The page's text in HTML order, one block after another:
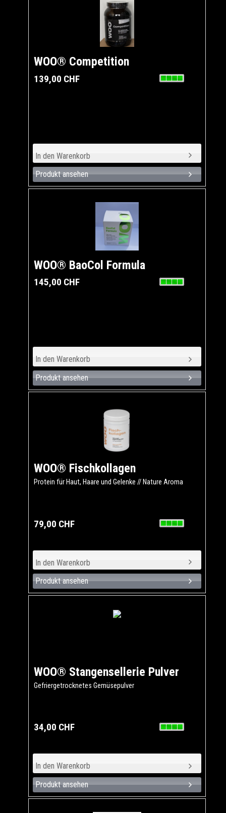
WOO® Competition
139,00 CHF
Produkt ansehen
WOO® BaoCol Formula
145,00 CHF
Produkt ansehen
WOO® Fischkollagen
Protein für Haut, Haare und Gelenke // Nature Aroma
79,00 CHF
Produkt ansehen
WOO® Stangensellerie Pulver
Gefriergetrocknetes Gemüsepulver
34,00 CHF
Produkt ansehen